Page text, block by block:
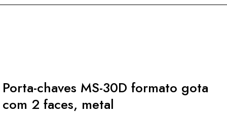
Porta-chaves MS-30D formato gota
com 2 faces, metal